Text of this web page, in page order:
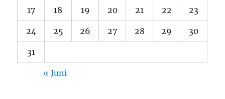
17 18 19 20 21 22 23
24 25 26 27 28 29 30
31
« Juni